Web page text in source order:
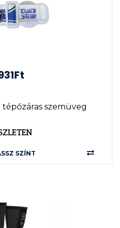
tépőzáras szemüveg
SZÍNT